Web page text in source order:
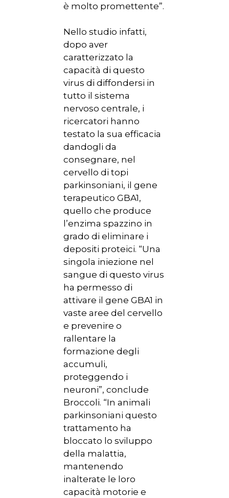
è molto promettente”.
Nello studio infatti,
dopo aver
caratterizzato la
capacità di questo
virus di diffondersi in
tutto il sistema
nervoso centrale, i
ricercatori hanno
testato la sua efficacia
dandogli da
consegnare, nel
cervello di topi
parkinsoniani, il gene
terapeutico GBA1,
quello che produce
l’enzima spazzino in
grado di eliminare i
depositi proteici. “Una
singola iniezione nel
sangue di questo virus
ha permesso di
attivare il gene GBA1 in
vaste aree del cervello
e prevenire o
rallentare la
formazione degli
accumuli,
proteggendo i
neuroni”, conclude
Broccoli. “In animali
parkinsoniani questo
trattamento ha
bloccato lo sviluppo
della malattia,
mantenendo
inalterate le loro
capacità motorie e